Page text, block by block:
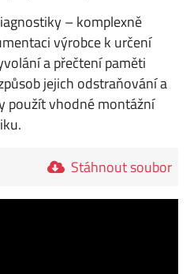
– komplexně
výrobce k určení
a přečtení paměti
jejich odstraňování a
použít vhodné montážní
Stáhnout soubor